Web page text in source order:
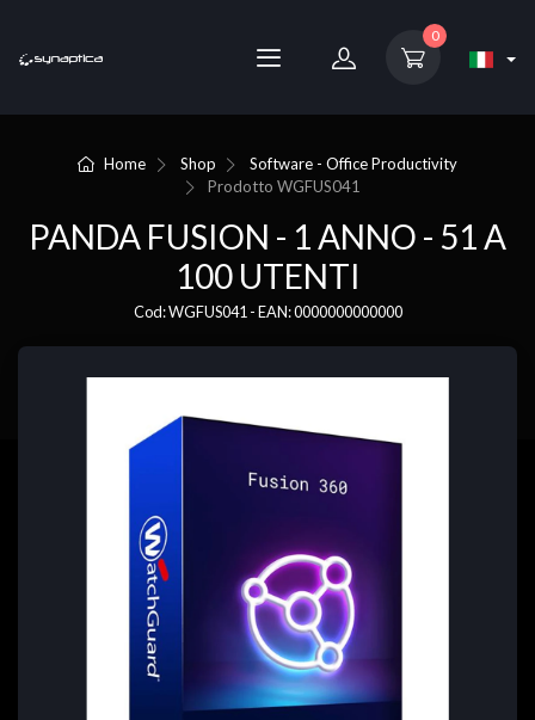
0
Home Shop
Software - Office Productivity
ProdottoWGFUS041
PANDA FUSION - 1 ANNO - 51 A
100 UTENTI
Cod: WGFUS041 - EAN: 0000000000000